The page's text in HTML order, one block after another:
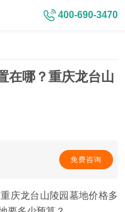
400-690-3470
在哪？重庆龙台山
免费咨询
庆龙台山陵园墓地价格多